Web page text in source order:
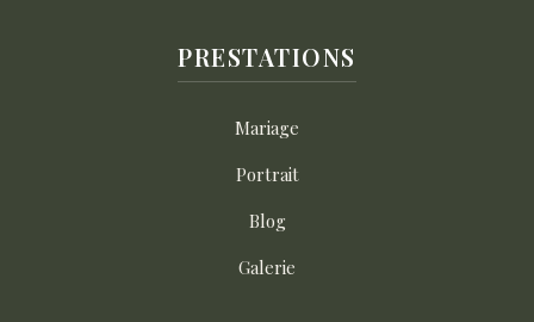
PRESTATIONS
Mariage
Portrait
Blog
Galerie